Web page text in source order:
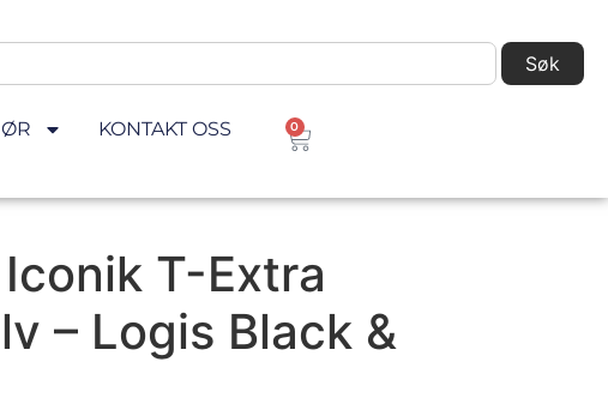
Søk
KONTAKT OSS 0
T-Extra
– Logis Black &